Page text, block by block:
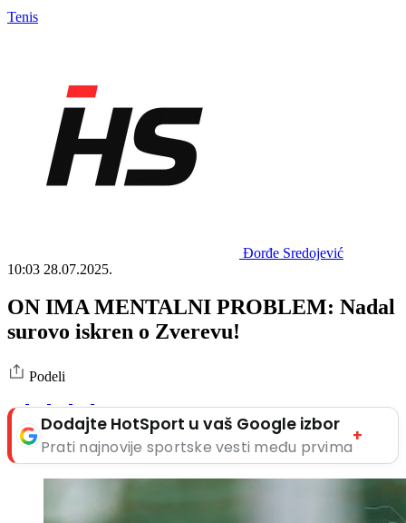
Tenis
Đorđe Sredojević
10:03 28.07.2025.
ON IMA MENTALNI PROBLEM: Nadal
surovo iskren o Zverevu!
Podeli
Dodajte HotSport u vaš Google izbor
Prati najnovije sportske vesti među prvima
+